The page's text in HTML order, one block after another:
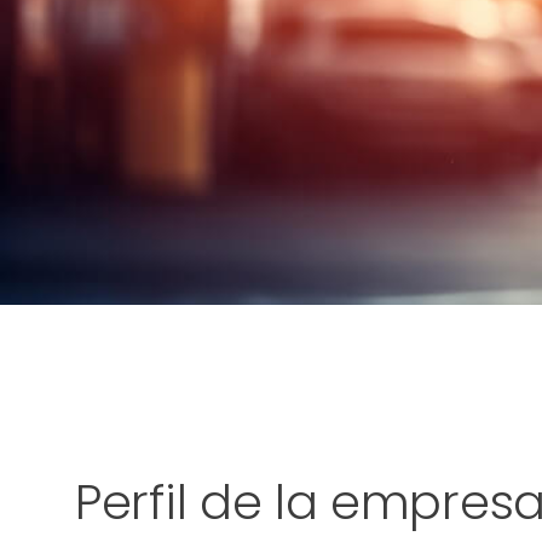
Perfil de la